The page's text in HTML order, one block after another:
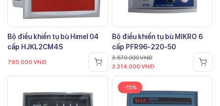
Bộ điều khiển tụ bù Himel 04
cấp HJKL2CM4S
795.000 VNĐ
Bộ điều khiển tụ bù MIKRO 6
cấp PFR96-220-50
3.570.000VNĐ
2.214.000 VNĐ
-15%